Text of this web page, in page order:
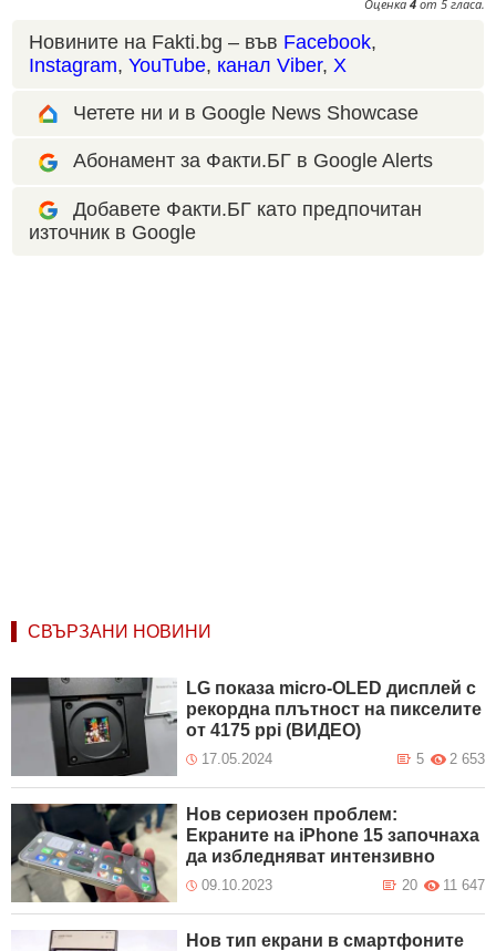
Оценка 4 от 5 гласа.
Новините на Fakti.bg – във Facebook,
Instagram, YouTube, канал Viber, X
Четете ни и в Google News Showcase
Абонамент за Факти.БГ в Google Alerts
Добавете Факти.БГ като предпочитан
източник в Google
СВЪРЗАНИ НОВИНИ
LG показа micro-OLED дисплей с
рекордна плътност на пикселите
от 4175 ppi (ВИДЕО)
17.05.2024 2 653
5
Нов сериозен проблем:
Екраните на iPhone 15 започнаха
да избледняват интензивно
09.10.2023 11 647
20
Нов тип екрани в смартфоните